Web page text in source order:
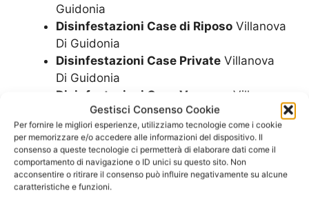
Gestisci Consenso Cookie
Per fornire le migliori esperienze, utilizziamo tecnologie come i cookie
per memorizzare e/o accedere alle informazioni del dispositivo. Il
consenso a queste tecnologie ci permetterà di elaborare dati come il
comportamento di navigazione o ID unici su questo sito. Non
acconsentire o ritirare il consenso può influire negativamente su alcune
caratteristiche e funzioni.
Guidonia
Disinfestazioni Case di Riposo Villanova
Di Guidonia
Disinfestazioni Case Private Villanova
Di Guidonia
Disinfestazioni Case Vacanze
Villanova
Di Guidonia
Disinfestazioni Centri Commerciali
Villanova Di Guidonia
Disinfestazioni Cliniche Private
Villanova Di Guidonia